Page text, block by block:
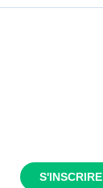
S'INSCRIRE